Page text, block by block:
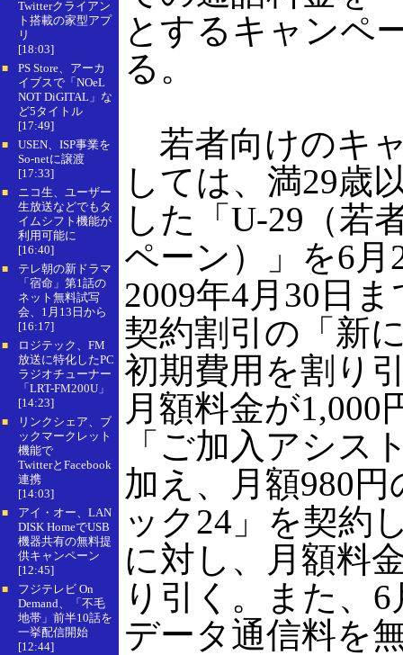
Twitterクライアン
ト搭載の家型アプ
リ
[18:03]
■
PS Store、アーカ
イブスで「NOeL
NOT DiGITAL」な
ど5タイトル
[17:49]
■
USEN、ISP事業を
So-netに譲渡
[17:33]
■
ニコ生、ユーザー
生放送などでもタ
イムシフト機能が
利用可能に
[16:40]
■
テレ朝の新ドラマ
「宿命」第1話の
ネット無料試写
会、1月13日から
[16:17]
■
ロジテック、FM
放送に特化したPC
ラジオチューナー
「LRT-FM200U」
[14:23]
■
リンクシェア、ブ
ックマークレット
機能で
TwitterとFacebook
連携
[14:03]
■
アイ・オー、LAN
DISK HomeでUSB
機器共有の無料提
供キャンペーン
[12:45]
■
フジテレビ On
Demand、「不毛
地帯」前半10話を
一挙配信開始
[12:44]
とするキャンペ
る。
若者向けのキ
しては、満29歳
した「U-29（若
ペーン）」を6月
2009年4月30日
契約割引の「新
初期費用を割り
月額料金が1,000
「ご加入アシス
加え、月額980
ック24」を契約
に対し、月額料
り引く。また、
データ通信料を